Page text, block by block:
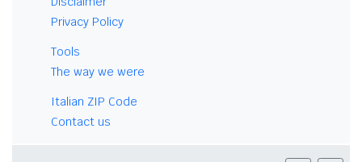
Privacy Policy
Tools
The way we were
Italian ZIP Code
Contact us